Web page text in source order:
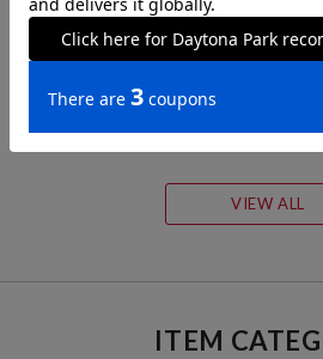
いただいた上で有償修理させていただきま
旧モデルの場合、パーツ等の在庫により
a）プロダクトギャランティーカードの
（※プロダクトギャランティ―カード紛失
b）正規販売店以外での購入、譲渡品、
c）お客様のご使用状況に起因する不具
VIEW ALL
ITEM